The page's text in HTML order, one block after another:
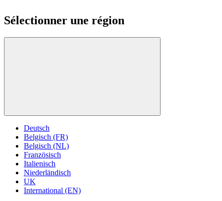
Sélectionner une région
Deutsch
Belgisch (FR)
Belgisch (NL)
Französisch
Italienisch
Niederländisch
UK
International (EN)